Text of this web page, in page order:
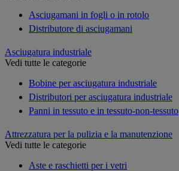
Asciugamani in fogli o in rotolo
Distributore di asciugamani
Asciugatura industriale
Vedi tutte le categorie
Bobine per asciugatura industriale
Distributori per asciugatura industriale
Panni in tessuto e in tessuto-non-tessuto
Attrezzatura per la pulizia e la manutenzione
Vedi tutte le categorie
Aste e raschietti per i vetri